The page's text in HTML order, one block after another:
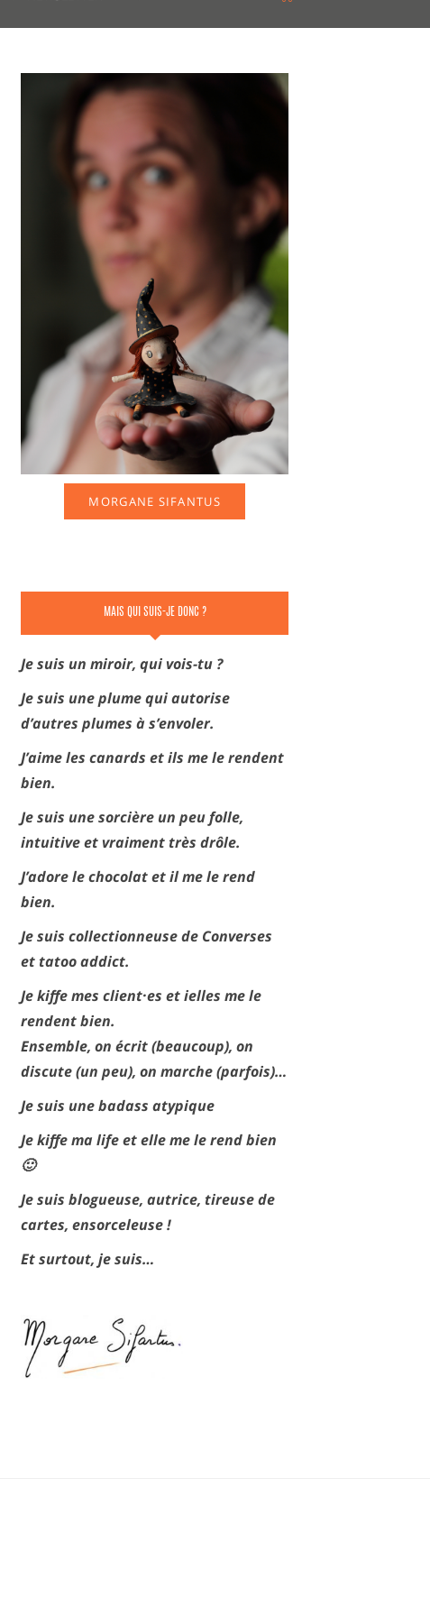
MORGANE SIFANTUS
MAIS QUI SUIS-JE DONC ?
Je suis un miroir, qui vois-tu ?
Je suis une plume qui autorise
d’autres plumes à s’envoler.
J’aime les canards et ils me le rendent
bien.
Je suis une sorcière un peu folle,
intuitive et vraiment très drôle.
J’adore le chocolat et il me le rend
bien.
Je suis collectionneuse de Converses
et tatoo addict.
Je kiffe mes client·es et ielles me le
rendent bien.
Ensemble, on écrit (beaucoup), on
discute (un peu), on marche (parfois)…
Je suis une badass atypique
Je kiffe ma life et elle me le rend bien
🙂
Je suis blogueuse, autrice, tireuse de
cartes, ensorceleuse !
Et surtout, je suis…